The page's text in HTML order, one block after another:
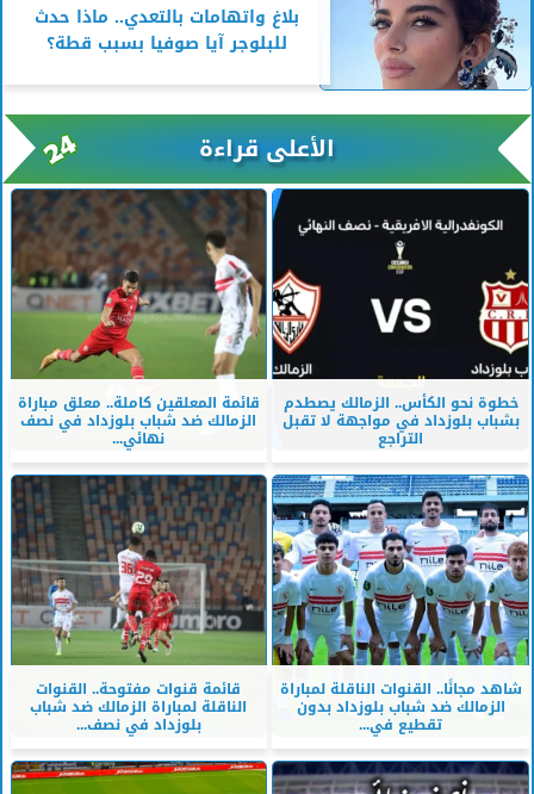
بلاغ واتهامات بالتعدي.. ماذا حدث
للبلوجر آيا صوفيا بسبب قطة؟
الأعلى قراءة
خطوة نحو الكأس.. الزمالك يصطدم
بشباب بلوزداد في مواجهة لا تقبل
التراجع
قائمة المعلقين كاملة.. معلق مباراة
الزمالك ضد شباب بلوزداد في نصف
نهائي...
شاهد مجانًا.. القنوات الناقلة لمباراة
الزمالك ضد شباب بلوزداد بدون
تقطيع في...
قائمة قنوات مفتوحة.. القنوات
الناقلة لمباراة الزمالك ضد شباب
بلوزداد في نصف...